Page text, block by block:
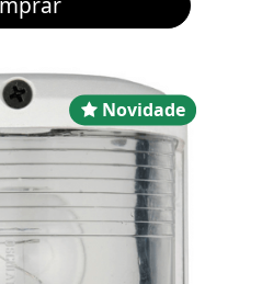
Novidade